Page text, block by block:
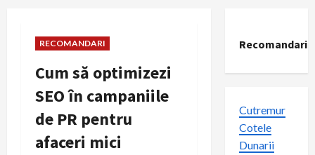
RECOMANDARI
Cum să optimizezi
SEO în campaniile
de PR pentru
afaceri mici
Recomandari
Cutremur
Cotele
Dunarii